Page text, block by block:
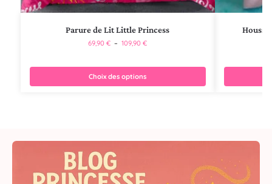
Parure de Lit Little Princess
69,90€ – 109,90€
Choix des options
Housse